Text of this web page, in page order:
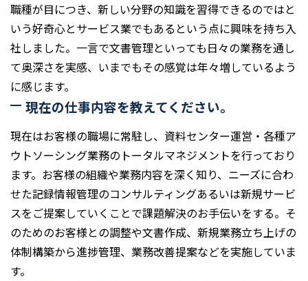
職種が目につき、新しい分野の知識を習得できるのではと
いう好奇心とサービス業でもあるという点に興味を持ち入
社しました。一言で文書管理といっても日々の業務を通し
て奥深さを実感、いまでもその感覚は年々増しているよう
に感じます。
現在の仕事内容を教えてください。
現在はお客様の職場に常駐し、資料センター運営・各種ア
ウトソーシング業務のトータルマネジメントを行っており
ます。お客様の組織や業務内容を深く知り、ニーズに合わ
せた記録情報管理のコンサルティングあるいは新規サービ
スをご提案していくことで課題解決のお手伝いをする。そ
のためのお客様との調整や文書作成、新規業務立ち上げの
体制構築から進捗管理、業務改善提案などを実施していま
す。